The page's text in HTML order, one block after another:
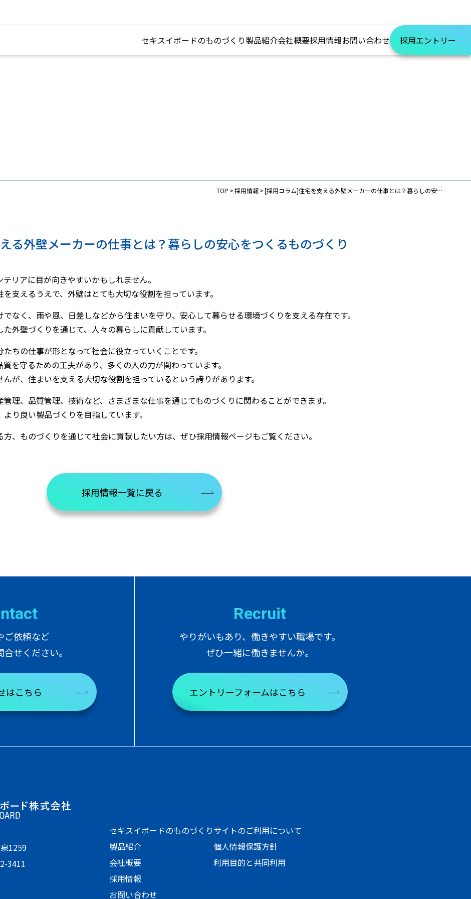
セキスイボードのものづくり製品紹介会社概要採用情報お問い合わせ 採用エントリー
TOP 採用情報 [採用コラム]住宅を支える外壁メーカーの仕事とは？暮らしの安心をつくるものづくり
る外壁メーカーの仕事とは？暮らしの安心をつくるものづくり
リアに目が向きやすいかもしれません。
支えるうえで、外壁はとても大切な役割を担っています。
なく、雨や風、日差しなどから住まいを守り、安心して暮らせる環境づくりを支える存在です。
外壁づくりを通じて、人々の暮らしに貢献しています。
ちの仕事が形となって社会に役立っていくことです。
を守るための工夫があり、多くの人の力が関わっています。
が、住まいを支える大切な役割を担っているという誇りがあります。
理、品質管理、技術など、さまざまな仕事を通じてものづくりに関わることができます。
り良い製品づくりを目指しています。
、ものづくりを通じて社会に貢献したい方は、ぜひ採用情報ページもご覧ください。
採用情報一覧に戻る
ntact
ご依頼など
せください。
はこちら
Recruit
やりがいもあり、働きやすい職場です。
ぜひ一緒に働きませんか。
エントリーフォームはこちら
1259
3411
セキスイボードのものづくり
製品紹介
会社概要
採用情報
お問い合わせ
サイトのご利用について
個人情報保護方針
利用目的と共同利用